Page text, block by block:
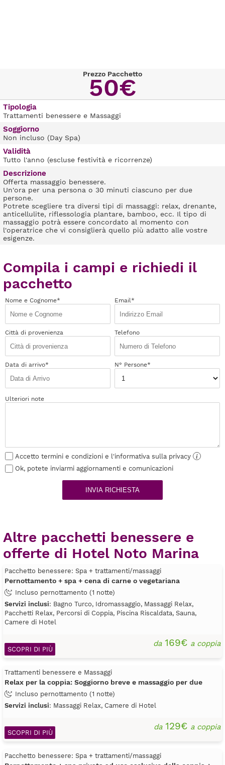
Prezzo Pacchetto
50€
Tipologia
Trattamenti benessere e Massaggi
Soggiorno
Non incluso (Day Spa)
Validità
Tutto l'anno (escluse festività e ricorrenze)
Descrizione
Offerta massaggio benessere.
Un'ora per una persona o 30 minuti ciascuno per due
persone.
Potrete scegliere tra diversi tipi di massaggi: relax, drenante,
anticellulite, riflessologia plantare, bamboo, ecc. Il tipo di
massaggio potrà essere concordato al momento con
l'operatrice che vi consiglierà quello più adatto alle vostre
esigenze.
Compila i campi e richiedi il
pacchetto
Nome e Cognome* Email*
Città di provenienza Telefono
Data di arrivo* N° Persone*
Ulteriori note
Accetto termini e condizioni e l'informativa sulla privacy
i
Ok, potete inviarmi aggiornamenti e comunicazioni
INVIA RICHIESTA
Altre pacchetti benessere e
offerte di Hotel Noto Marina
Pacchetto benessere: Spa + trattamenti/massaggi
Pernottamento + spa + cena di carne o vegetariana
Incluso pernottamento (1 notte)
Servizi inclusi: Bagno Turco, Idromassaggio, Massaggi Relax,
Pacchetti Relax, Percorsi di Coppia, Piscina Riscaldata, Sauna,
Camere di Hotel
da169€ a coppia
SCOPRI DI PIÙ
Trattamenti benessere e Massaggi
Relax per la coppia: Soggiorno breve e massaggio per due
Incluso pernottamento (1 notte)
Servizi inclusi: Massaggi Relax, Camere di Hotel
da129€ a coppia
SCOPRI DI PIÙ
Pacchetto benessere: Spa + trattamenti/massaggi